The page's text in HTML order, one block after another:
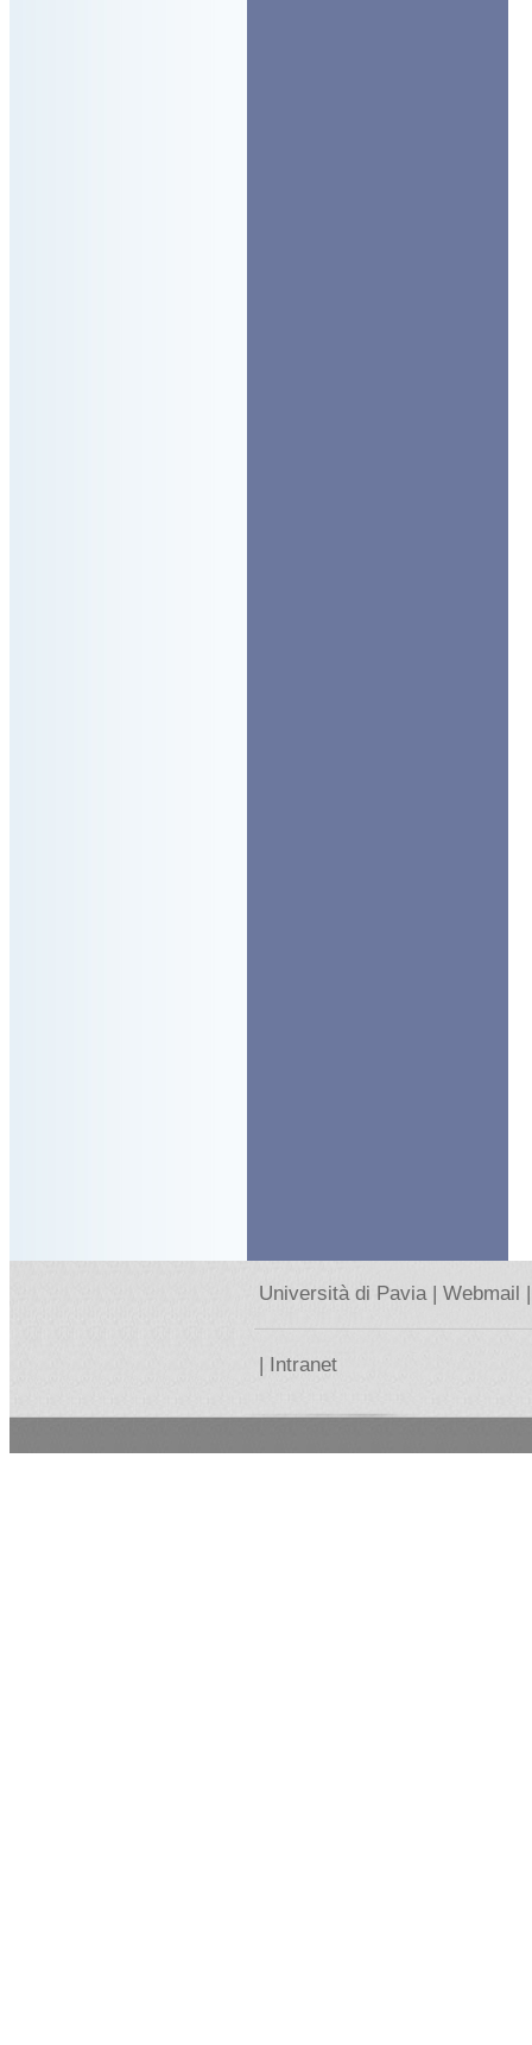
Università di Pavia | Webmail |
| Intranet